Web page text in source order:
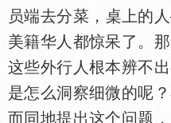
员端去分菜，桌上的
美籍华人都惊呆了。
这些外行人根本辨不
是怎么洞察细微的呢
而同地提出这个问题